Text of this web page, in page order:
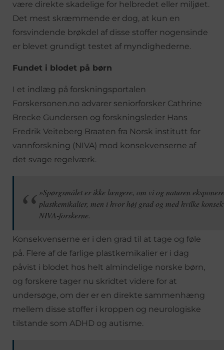
være direkte skadelige for helbredet eller miljøet.
Det mest skræmmende er dog, at kun en
forsvindende brøkdel af disse stoffer nogensinde
er blevet grundigt testet af myndighederne.
Fundet i blodet på børn
I et indlæg på forskningsportalen
Forskersonen.no advarer seniorforsker Cathrine
Brecke Gundersen og forskningsleder Hans
Fredrik Veiteberg Braaten fra Norsk institutt for
vannforskning (NIVA) mod konsekvenserne af
det svage regelværk.
»Spørgsmålet er ikke længere, om vi og naturen
plastkemikalier, men i hvor høj grad og med hvilke
NIVA-forskerne.
Konsekvenserne er i den grad til at tage og føle
på. Flere af de farlige plastkemikalier er i dag
påvist i blodet hos helt almindelige norske børn,
og forskere tager nu skridtet videre for at
undersøge, om der er en direkte sammenhæng
mellem disse stoffer i kroppen og neurologiske
tilstande som ADHD og autisme.